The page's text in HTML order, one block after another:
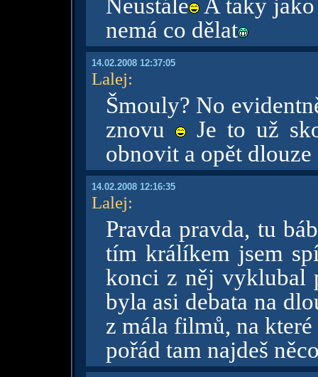
Neustále A taky jako
nemá co dělat
14.02.2008 12:37:05
Lalej:
Šmouly? No
znovu
Je to už
obnovit a opět
14.02.2008 12:16:35
Lalej:
Pravda pravda, tu
tím králíkem jsem
konci z něj vyklubal
byla asi debata na
z mála filmů, na
pořád tam najdeš